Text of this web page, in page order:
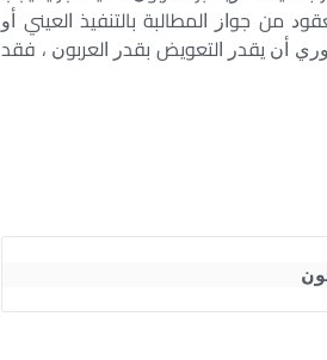
ﻣﻦ ﺟﻮﺍﺯ ﺍﻟﻤﻄﺎﻟﺒﺔ ﺑﺎﻟﺘﻨﻔﻴﺬ ﺍﻟﻌﻴﻨﻲ ﺃﻭ
ﺃﻥ ﻳﻘﺪﺭ ﺍﻟﺘﻌﻮﻳﺾ ﺑﻘﺪﺭ ﺍﻟﻌﺮﺑﻮﻥ ، ﻓﻘﺪ